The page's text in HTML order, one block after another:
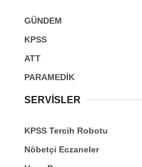
GÜNDEM
KPSS
ATT
PARAMEDİK
SERVİSLER
KPSS Tercih Robotu
Nöbetçi Eczaneler